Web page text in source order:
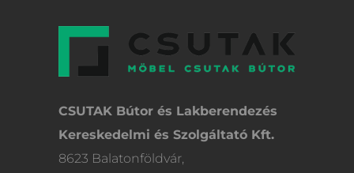
CSUTAK Bútor és Lakberendezés
Kereskedelmi és Szolgáltató Kft.
8623 Balatonföldvár,